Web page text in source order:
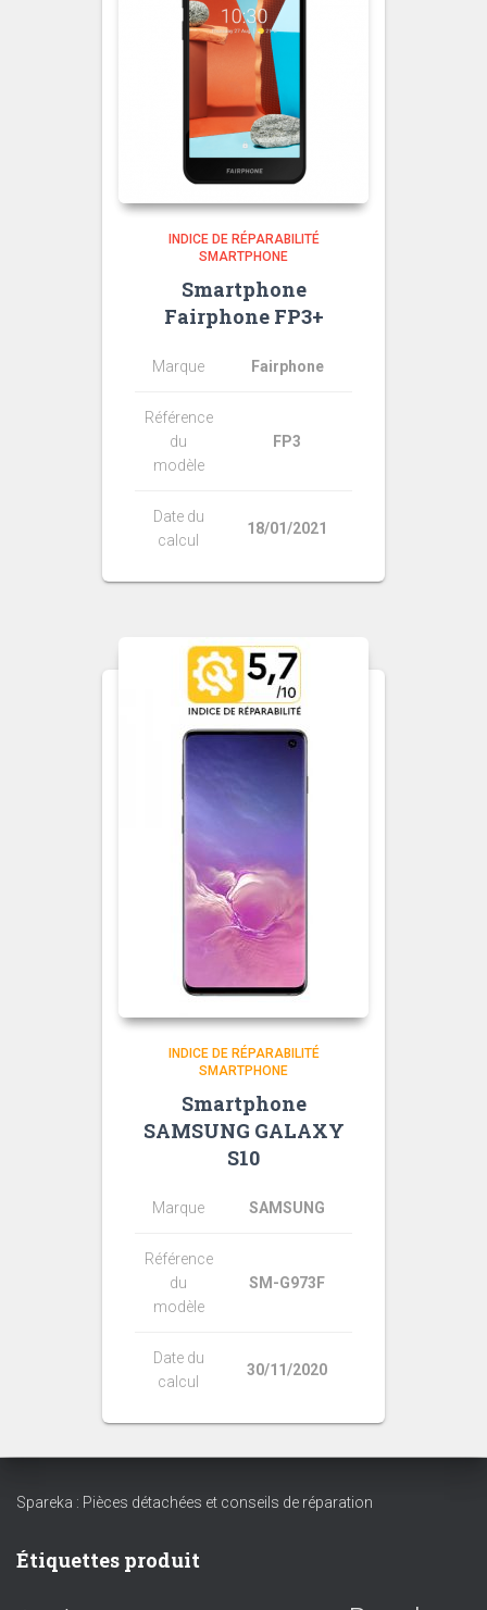
INDICE DE RÉPARABILITÉ
SMARTPHONE
Smartphone
Fairphone FP3+
Marque Fairphone
Référence
du
modèle
FP3
Date du
calcul
18/01/2021
INDICE DE RÉPARABILITÉ
SMARTPHONE
Smartphone
SAMSUNG GALAXY
S10
Marque SAMSUNG
Référence
du
modèle
SM-G973F
Date du
calcul
30/11/2020
Spareka : Pièces détachées et conseils de réparation
Étiquettes produit